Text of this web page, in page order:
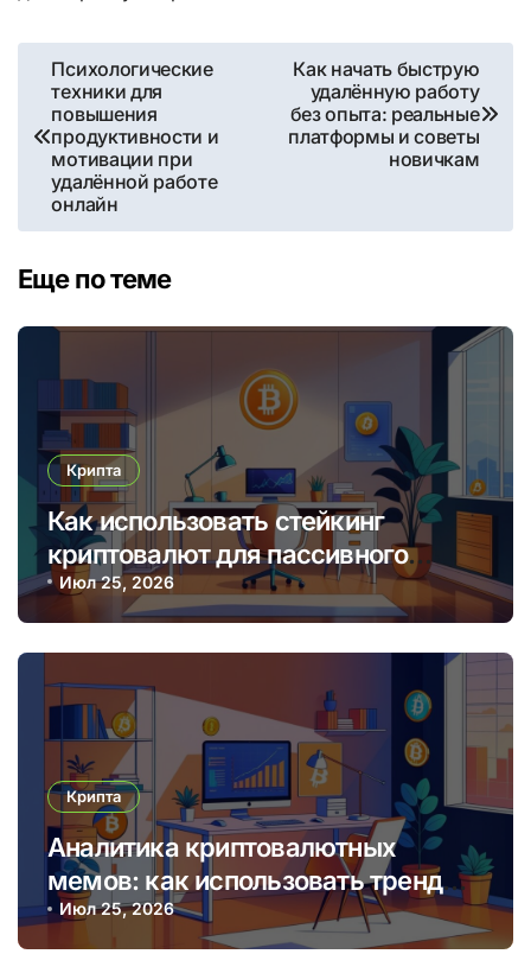
Навигация
по
записям
Психологические
техники для
повышения
продуктивности и
мотивации при
удалённой работе
онлайн
Как начать быструю
удалённую работу
без опыта: реальные
платформы и советы
новичкам
Еще по теме
Крипта
Как использовать стейкинг
криптовалют для пассивного
дохода в 2025 году
Июл 25, 2026
Крипта
Аналитика криптовалютных
мемов: как использовать тренды
для прибыльных торговых
решений
Июл 25, 2026